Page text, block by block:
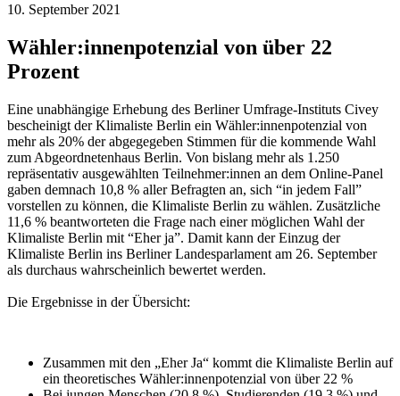
10. September 2021
Wähler:innenpotenzial von über 22
Prozent
Eine unabhängige Erhebung des Berliner Umfrage-Instituts Civey
bescheinigt der Klimaliste Berlin ein Wähler:innenpotenzial von
mehr als 20% der abgegegeben Stimmen für die kommende Wahl
zum Abgeordnetenhaus Berlin. Von bislang mehr als 1.250
repräsentativ ausgewählten Teilnehmer:innen an dem Online-Panel
gaben demnach 10,8 % aller Befragten an, sich “in jedem Fall”
vorstellen zu können, die Klimaliste Berlin zu wählen. Zusätzliche
11,6 % beantworteten die Frage nach einer möglichen Wahl der
Klimaliste Berlin mit “Eher ja”. Damit kann der Einzug der
Klimaliste Berlin ins Berliner Landesparlament am 26. September
als durchaus wahrscheinlich bewertet werden.
Die Ergebnisse in der Übersicht:
Zusammen mit den „Eher Ja“ kommt die Klimaliste Berlin auf